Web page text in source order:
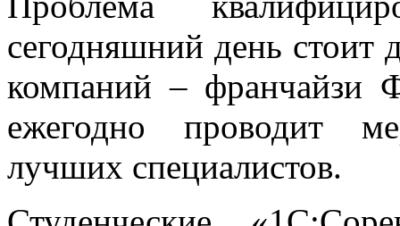
сегодняшний день стоит
компаний – франчайзи
ежегодно проводит
лучших специалистов.